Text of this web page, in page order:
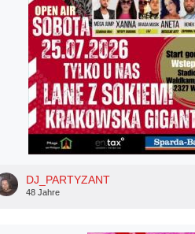
DJ_PARTYZANT
48 Jahre